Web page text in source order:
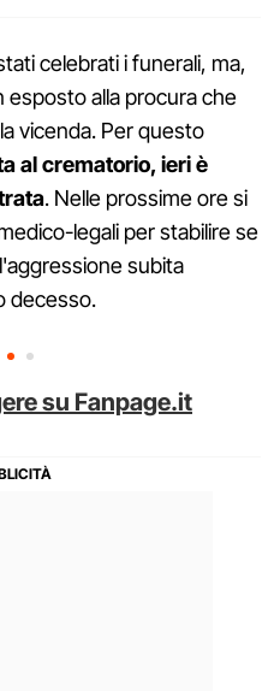
celebrati i funerali, ma,
alla procura che
vicenda. Per questo
al crematorio, ieri è
. Nelle prossime ore si
legali per stabilire se
subita
decesso.
su Fanpage.it